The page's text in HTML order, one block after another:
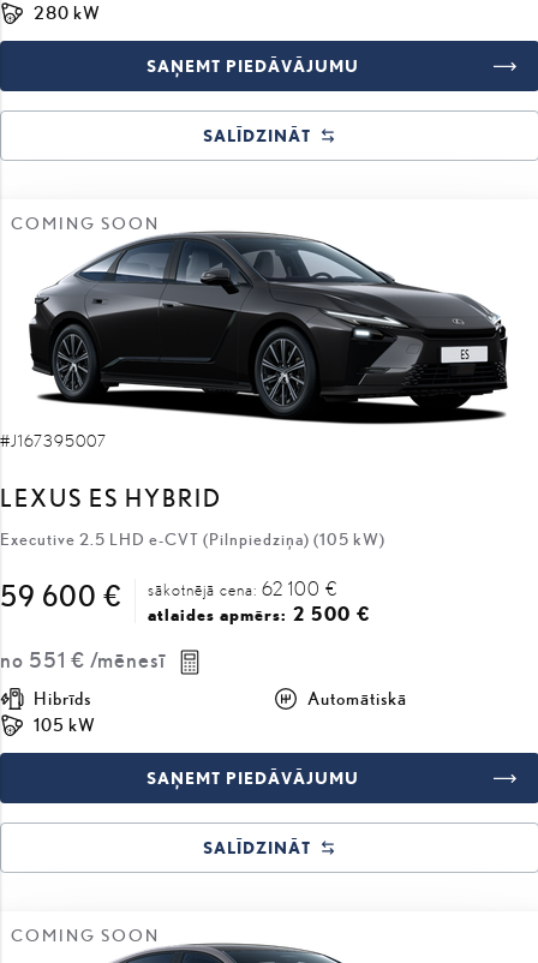
280 kW
SAŅEMT PIEDĀVĀJUMU
SALĪDZINĀT
COMING SOON
#J167395007
LEXUS ES HYBRID
Executive 2.5 LHD e-CVT (Pilnpiedziņa) (105 kW)
59 600 € sākotnējā cena: 62 100 €
atlaides apmērs: 2 500 €
no 551 € /mēnesī
Hibrīds
Automātiskā
105 kW
SAŅEMT PIEDĀVĀJUMU
SALĪDZINĀT
COMING SOON